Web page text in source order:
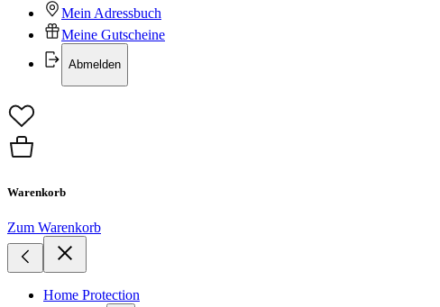
Mein Adressbuch
Meine Gutscheine
Abmelden
Warenkorb
Zum Warenkorb
Home Protection